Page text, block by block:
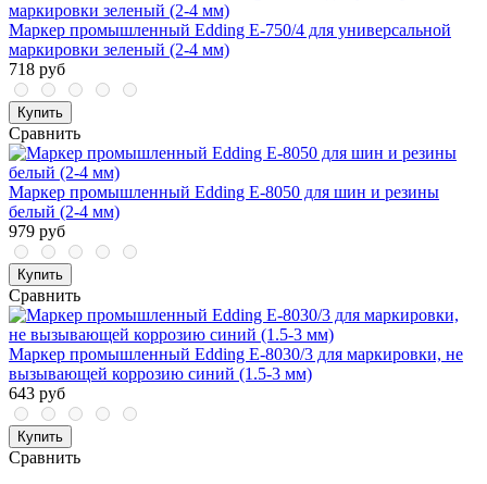
Маркер промышленный Edding E-750/4 для универсальной
маркировки зеленый (2-4 мм)
718 руб
Купить
Сравнить
Маркер промышленный Edding E-8050 для шин и резины
белый (2-4 мм)
979 руб
Купить
Сравнить
Маркер промышленный Edding E-8030/3 для маркировки, не
вызывающей коррозию синий (1.5-3 мм)
643 руб
Купить
Сравнить